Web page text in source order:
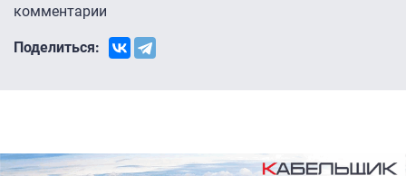
комментарии
Поделиться: